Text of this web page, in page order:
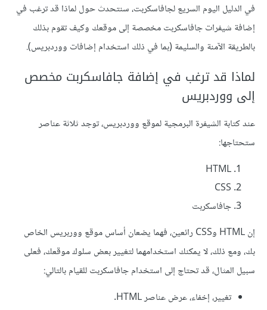
في الدليل اليوم السريع لجافاسكربت، سنتحدث حول لماذا قد ترغب في
إضافة شيفرات جافاسكربت مخصصة إلى موقعك وكيف تقوم بذلك
بالطريقة الآمنة والسليمة (بما في ذلك استخدام إضافات ووردبريس).
لماذا قد ترغب في إضافة جافاسكربت مخصص
إلى ووردبريس
عند كتابة الشيفرة البرمجية لموقع ووردبريس، توجد ثلاثة عناصر
ستحتاجها:
HTML
CSS
جافاسكربت
إن HTML وCSS رائعين، فهما يضعان أساس موقع ووربريس الخاص
بك، ومع ذلك، لا يمكنك استخدامهما لتغيير بعض سلوك موقعك، فعلى
سبيل المثال، قد تحتاج إلى استخدام جافاسكربت للقيام بالتالي:
تغيير، إخفاء، عرض عناصر HTML.